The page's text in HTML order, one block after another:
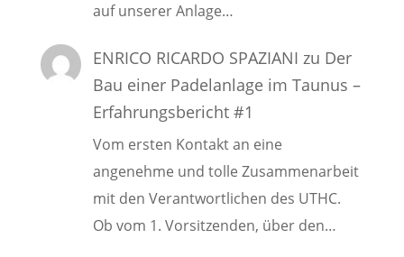
auf unserer Anlage…
ENRICO RICARDO SPAZIANI zu Der
Bau einer Padelanlage im Taunus –
Erfahrungsbericht #1
Vom ersten Kontakt an eine
angenehme und tolle Zusammenarbeit
mit den Verantwortlichen des UTHC.
Ob vom 1. Vorsitzenden, über den…